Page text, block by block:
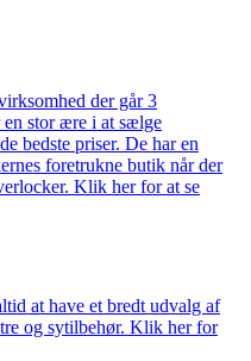
der går 3
en stor ære i at sælge
bedste priser. De har en
foretrukne butik når der
Klik her for at se
at have et bredt udvalg af
og sytilbehør. Klik her for